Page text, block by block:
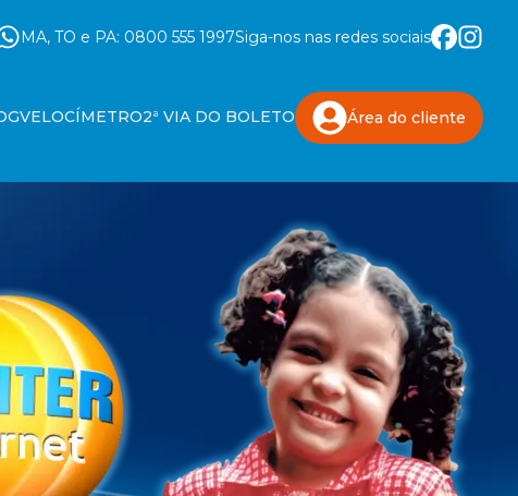
MA, TO e PA: 0800 555 1997Siga-nos nas redes sociais
VELOCÍMETRO2ª VIA DO BOLETO Área do cliente